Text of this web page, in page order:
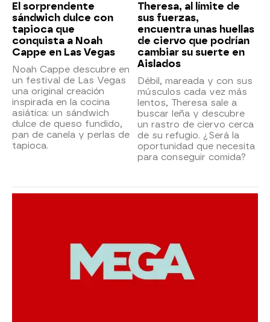
El sorprendente
sándwich dulce con
tapioca que
conquista a Noah
Cappe en Las Vegas
Noah Cappe descubre en
un festival de Las Vegas
una original creación
inspirada en la cocina
asiática: un sándwich
dulce de queso fundido,
pan de canela y perlas de
tapioca.
Theresa, al límite de
sus fuerzas,
encuentra unas huellas
de ciervo que podrían
cambiar su suerte en
Aislados
Débil, mareada y con sus
músculos cada vez más
lentos, Theresa sale a
buscar leña y descubre
un rastro de ciervo cerca
de su refugio. ¿Será la
oportunidad que necesita
para conseguir comida?